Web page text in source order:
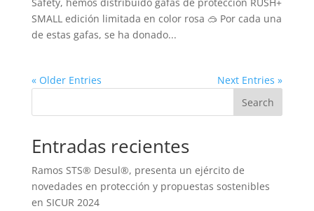
SMALL edición limitada en color rosa 🥽 Por cada una
de estas gafas, se ha donado...
« Older Entries
Next Entries »
Search
Entradas recientes
Ramos STS® Desul®, presenta un ejército de
novedades en protección y propuestas sostenibles
en SICUR 2024